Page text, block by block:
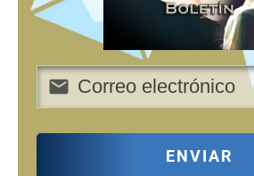
ENVIAR